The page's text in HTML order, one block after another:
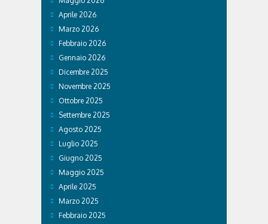
Aprile 2026
Marzo 2026
Febbraio 2026
Gennaio 2026
Dicembre 2025
Novembre 2025
Ottobre 2025
Settembre 2025
Agosto 2025
Luglio 2025
Giugno 2025
Maggio 2025
Aprile 2025
Marzo 2025
Febbraio 2025